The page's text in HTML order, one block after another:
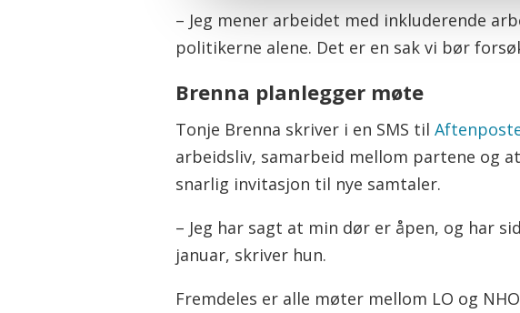
– Jeg mener arbeidet med inkluderende
politikerne alene. Det er en sak vi bør
Brenna planlegger møte
Tonje Brenna skriver i en SMS til
arbeidsliv, samarbeid mellom partene og
snarlig invitasjon til nye samtaler.
– Jeg har sagt at min dør er åpen, og har
januar, skriver hun.
Fremdeles er alle møter mellom LO og